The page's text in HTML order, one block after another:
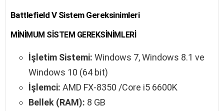
Battlefield V Sistem Gereksinimleri
MİNİMUM SİSTEM GEREKSİNİMLERİ
İşletim Sistemi: Windows 7, Windows 8.1 ve
Windows 10 (64 bit)
İşlemci: AMD FX-8350 /Core i5 6600K
Bellek (RAM): 8 GB